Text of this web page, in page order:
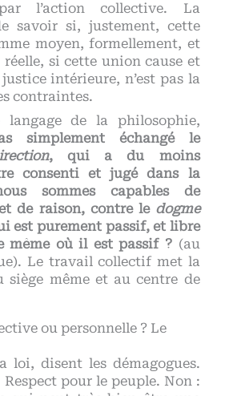
l’action collective. La
savoir si, justement, cette
moyen, formellement, et
si cette union cause et
intérieure, n’est pas la
contraintes.
langage de la philosophie,
simplement échangé le
, qui a du moins
consenti et jugé dans la
sommes capables de
de raison, contre le dogme
est purement passif, et libre
même où il est passif ? (au
Le travail collectif met la
siège même et au centre de
ou personnelle ? Le
loi, disent les démagogues.
Respect pour le peuple. Non :